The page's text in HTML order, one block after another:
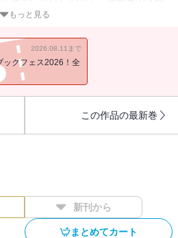
もっと見る
2026.08.11まで
ックフェス2026！全
この作品の最新巻
新刊から
まとめてカート